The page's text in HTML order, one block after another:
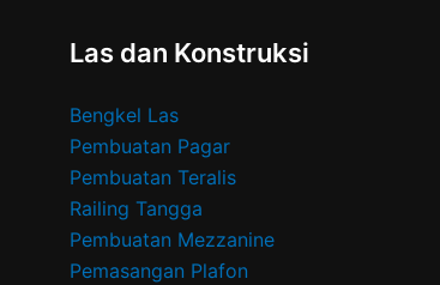
Las dan Konstruksi
Bengkel Las
Pembuatan Pagar
Pembuatan Teralis
Railing Tangga
Pembuatan Mezzanine
Pemasangan Plafon